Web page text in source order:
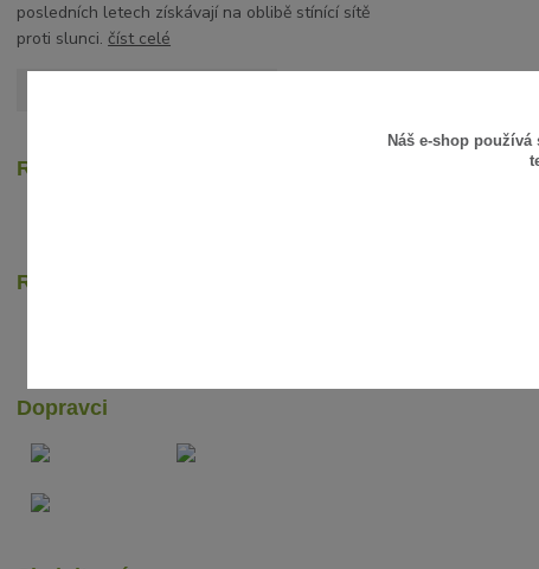
posledních letech získávají na oblibě stínící sítě
proti slunci.číst celé
Recenze zákazníků
Rychlé online platby
Dopravci
Náš e-shop používá